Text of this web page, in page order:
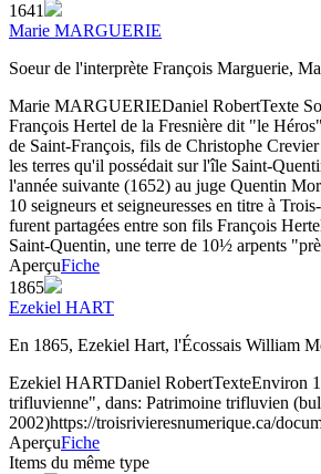
1641
Marie MARGUERIE
Soeur de l'interprète François Marguerie,
Marie MARGUERIEDaniel RobertTexte
François Hertel de la Fresnière dit "le
de Saint-François, fils de Christophe
les terres qu'il possédait sur l'île Saint-
l'année suivante (1652) au juge Quentin
10 seigneurs et seigneuresses en titre à
furent partagées entre son fils François
Saint-Quentin, une terre de 10½ arpents
AperçuFiche
1865
Ezekiel HART
En 1865, Ezekiel Hart, l'Écossais William
Ezekiel HARTDaniel RobertTexteEnviron
trifluvienne", dans: Patrimoine trifluvien
2002)https://troisrivieresnumerique.ca/
AperçuFiche
Items du même type